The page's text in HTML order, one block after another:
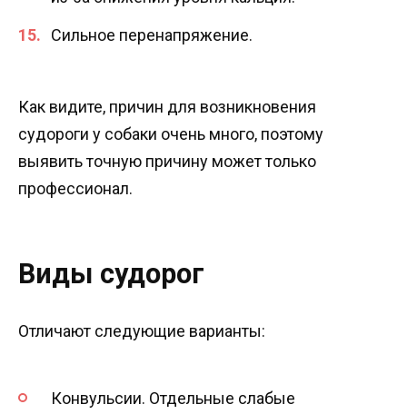
Сильное перенапряжение.
Как видите, причин для возникновения
судороги у собаки очень много, поэтому
выявить точную причину может только
профессионал.
Виды судорог
Отличают следующие варианты:
Конвульсии. Отдельные слабые